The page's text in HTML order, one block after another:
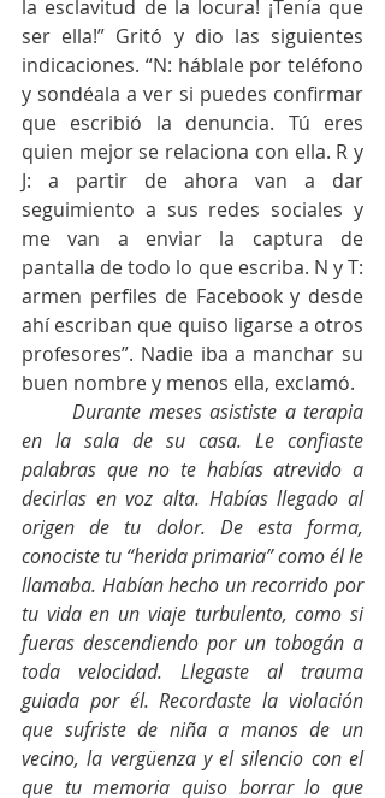
la esclavitud de la locura! ¡Tenía que
ser ella!” Gritó y dio las siguientes
indicaciones. “N: háblale por teléfono
y sondéala a ver si puedes confirmar
que escribió la denuncia. Tú eres
quien mejor se relaciona con ella. R y
J: a partir de ahora van a dar
seguimiento a sus redes sociales y
me van a enviar la captura de
pantalla de todo lo que escriba. N y T:
armen perfiles de Facebook y desde
ahí escriban que quiso ligarse a otros
profesores”. Nadie iba a manchar su
buen nombre y menos ella, exclamó.
Durante meses asististe a terapia
en la sala de su casa. Le confiaste
palabras que no te habías atrevido a
decirlas en voz alta. Habías llegado al
origen de tu dolor. De esta forma,
conociste tu “herida primaria” como él le
llamaba. Habían hecho un recorrido por
tu vida en un viaje turbulento, como si
fueras descendiendo por un tobogán a
toda velocidad. Llegaste al trauma
guiada por él. Recordaste la violación
que sufriste de niña a manos de un
vecino, la vergüenza y el silencio con el
que tu memoria quiso borrar lo que